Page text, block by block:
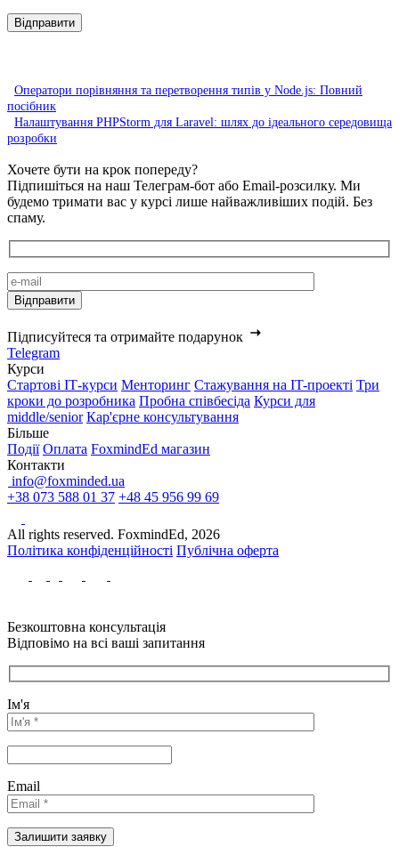
Оператори порівняння та перетворення типів у Node.js: Повний
посібник
Налаштування PHPStorm для Laravel: шлях до ідеального середовища
розробки
Хочете бути на крок попереду?
Підпишіться на наш Телеграм-бот або Email-розсилку. Ми
будемо тримати вас у курсі лише найважливіших подій. Без
спаму.
Підписуйтеся та отримайте подарунок
Telegram
Курси
Стартові IТ-курси Менторинг Стажування на IT-проекті Три
кроки до розробника Пробна співбесіда Курси для
middle/senior Кар'єрне консультування
Більше
Події Оплата FoxmindEd магазин
Контакти
info@foxminded.ua
+38 073 588 01 37 +48 45 956 99 69
All rights reserved. FoxmindEd, 2026
Політика конфіденційності Публічна оферта
Безкоштовна консультація
Відповімо на всі ваші запитання
Ім'я
Email